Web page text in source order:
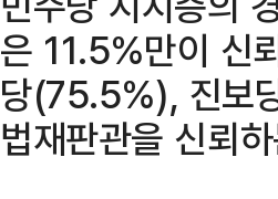
은 11.5%만이 신
당(75.5%), 진보
법재판관을 신뢰